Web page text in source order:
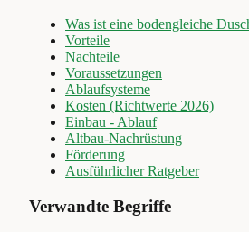
Was ist eine bodengleiche
Vorteile
Nachteile
Voraussetzungen
Ablaufsysteme
Kosten (Richtwerte 2026)
Einbau - Ablauf
Altbau-Nachrüstung
Förderung
Ausführlicher Ratgeber
Verwandte Begriffe